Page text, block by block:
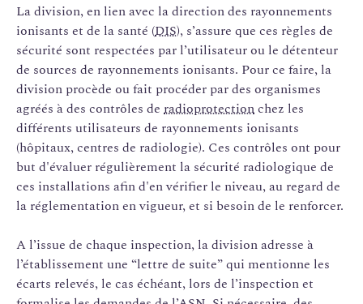
La division, en lien avec la direction des rayonnements
ionisants et de la santé (DIS), s’assure que ces règles de
sécurité sont respectées par l’utilisateur ou le détenteur
de sources de rayonnements ionisants. Pour ce faire, la
division procède ou fait procéder par des organismes
agréés à des contrôles de radioprotectionchez les
différents utilisateurs de rayonnements ionisants
(hôpitaux, centres de radiologie). Ces contrôles ont pour
but d'évaluer régulièrement la sécurité radiologique de
ces installations afin d'en vérifier le niveau, au regard de
la réglementation en vigueur, et si besoin de le renforcer.
A l’issue de chaque inspection, la division adresse à
l’établissement une “lettre de suite” qui mentionne les
écarts relevés, le cas échéant, lors de l’inspection et